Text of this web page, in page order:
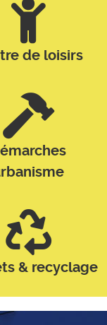
de loisirs
& recyclage